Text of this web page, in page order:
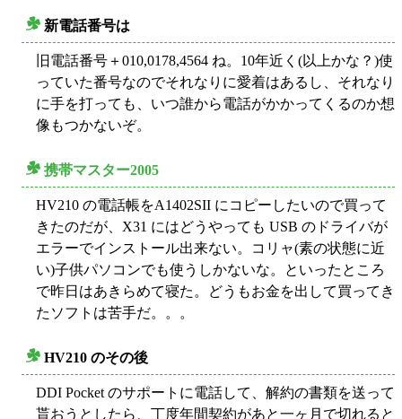
新電話番号は
旧電話番号＋010,0178,4564 ね。10年近く(以上かな？)使
っていた番号なのでそれなりに愛着はあるし、それなり
に手を打っても、いつ誰から電話がかかってくるのか想
像もつかないぞ。
携帯マスター2005
HV210 の電話帳をA1402SII にコピーしたいので買って
きたのだが、X31 にはどうやっても USB のドライバが
エラーでインストール出来ない。コリャ(素の状態に近
い)子供パソコンでも使うしかないな。といったところ
で昨日はあきらめて寝た。どうもお金を出して買ってき
たソフトは苦手だ。。。
HV210 のその後
DDI Pocket のサポートに電話して、解約の書類を送って
貰おうとしたら、丁度年間契約があと一ヶ月で切れると